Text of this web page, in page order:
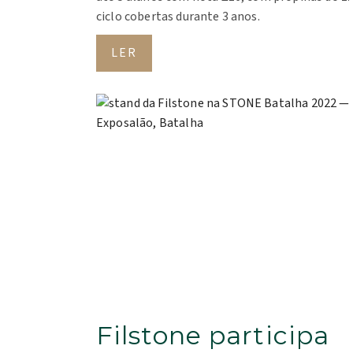
ciclo cobertas durante 3 anos.
LER
Filstone participa